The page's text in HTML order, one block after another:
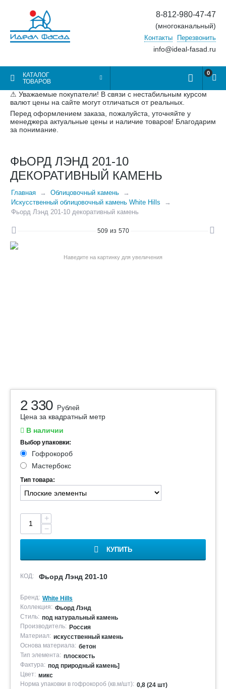
8-812-980-47-47
(многоканальный)
Контакты Перезвонить
info@ideal-fasad.ru
КАТАЛОГ
ТОВАРОВ
0
⚠ Уважаемые покупатели! В связи с нестабильным курсом
валют цены на сайте могут отличаться от реальных.
Перед оформлением заказа, пожалуйста, уточняйте у
менеджера актуальные цены и наличие товаров! Благодарим
за понимание.
ФЬОРД ЛЭНД 201-10
ДЕКОРАТИВНЫЙ КАМЕНЬ
Главная
Облицовочный камень
Искусственный облицовочный камень White Hills
Фьорд Лэнд 201-10 декоративный камень
509 из 570
Наведите на картинку для увеличения
2 330 Рублей
Цена за квадратный метр
В наличии
Выбор упаковки:
Гофрокороб
Мастербокс
Тип товара:
+
−
КУПИТЬ
КОД: Фьорд Лэнд 201-10
Бренд: White Hills
Коллекция: Фьорд Лэнд
Стиль: под натуральный камень
Производитель: Россия
Материал: искусственный камень
Основа материала: бетон
Тип элемента: плоскость
Фактура: под природный камень]
Цвет: микс
Норма упаковки в гофрокороб (кв.м/шт): 0,8 (24 шт)